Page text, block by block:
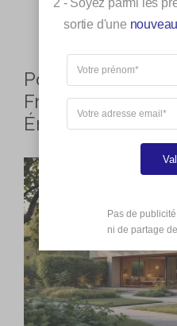
Pourquoi de
Français Optent
Énergie Positive
2 - Soyez parmi les
sortie d'une
Pas de
ni de partage